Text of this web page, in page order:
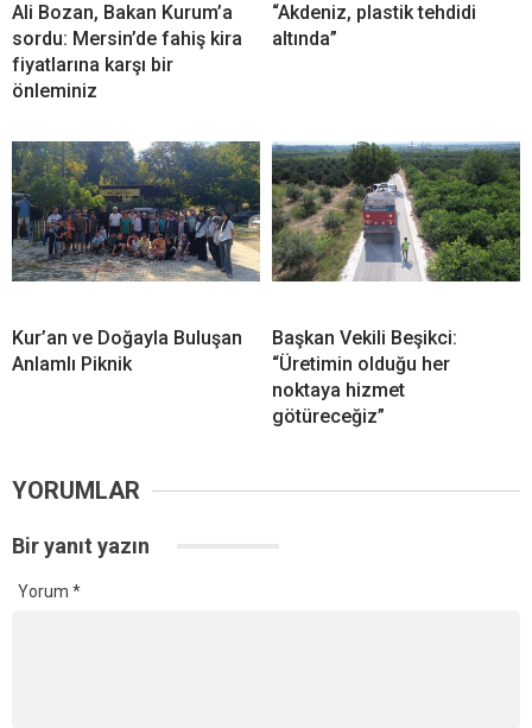
Ali Bozan, Bakan Kurum’a
sordu: Mersin’de fahiş kira
fiyatlarına karşı bir
önleminiz
“Akdeniz, plastik tehdidi
altında”
Kur’an ve Doğayla Buluşan
Anlamlı Piknik
Başkan Vekili Beşikci:
“Üretimin olduğu her
noktaya hizmet
götüreceğiz”
YORUMLAR
Bir yanıt yazın
Yorum *